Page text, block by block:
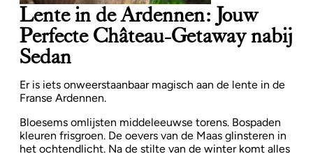
Lente in de Ardennen: Jouw
Perfecte Château-Getaway nabij
Sedan
Er is iets onweerstaanbaar magisch aan de lente in de
Franse Ardennen.
Bloesems omlijsten middeleeuwse torens. Bospaden
kleuren frisgroen. De oevers van de Maas glinsteren in
het ochtendlicht. Na de stilte van de winter komt alles